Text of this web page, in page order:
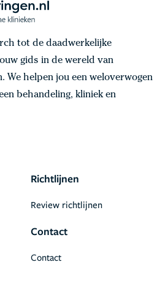
tot de daadwerkelijke
gids in de wereld van
We helpen jou een weloverwogen
behandeling, kliniek en
Richtlijnen
Review richtlijnen
Contact
Contact